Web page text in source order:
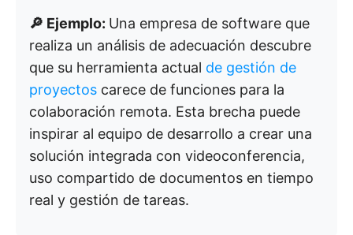
🔎 Ejemplo: Una empresa de software que
realiza un análisis de adecuación descubre
que su herramienta actual de gestión de
proyectos carece de funciones para la
colaboración remota. Esta brecha puede
inspirar al equipo de desarrollo a crear una
solución integrada con videoconferencia,
uso compartido de documentos en tiempo
real y gestión de tareas.